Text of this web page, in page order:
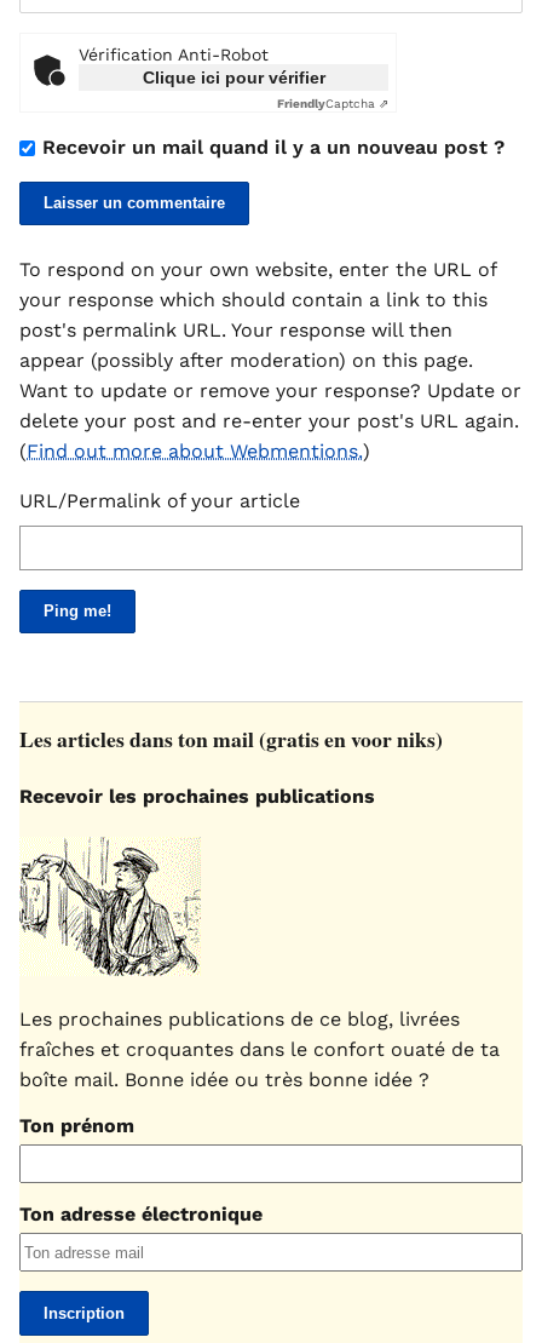
Vérification Anti-Robot
Clique ici pour vérifier
FriendlyCaptcha ⇗
Recevoir un mail quand il y a un nouveau post ?
To respond on your own website, enter the URL of
your response which should contain a link to this
post's permalink URL. Your response will then
appear (possibly after moderation) on this page.
Want to update or remove your response? Update or
delete your post and re-enter your post's URL again.
(Find out more about Webmentions.)
URL/Permalink of your article
Les articles dans ton mail (gratis en voor niks)
Recevoir les prochaines publications
Les prochaines publications de ce blog, livrées
fraîches et croquantes dans le confort ouaté de ta
boîte mail. Bonne idée ou très bonne idée ?
Ton prénom
Ton adresse électronique